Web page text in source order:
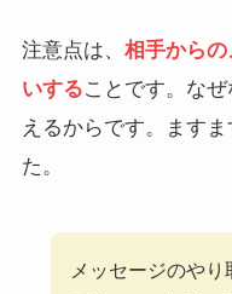
注意点は、 相手から
いすることです。な
えるからです。ます
た。
メッセージのや